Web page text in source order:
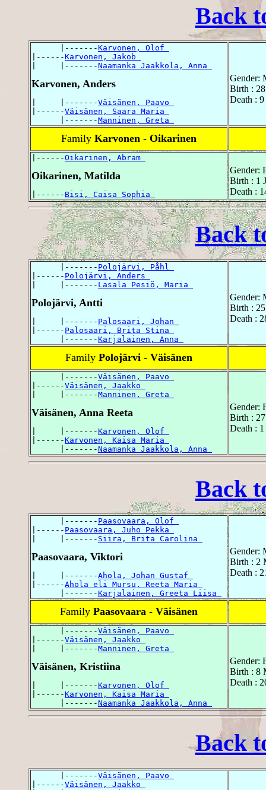
Back
      |-------
Karvonen, Olof
|------Karvonen, Jakob
|     |-------Naamanka Jaakkola, Anna
Karvonen, Anders
|     |-------Väisänen, Paavo
|------Väisänen, Saara Maria
      |-------
Manninen, Greta
Gender:
Birth :
Death :
Family Karvonen - Oikarinen
|------Oikarinen, Abram
Oikarinen, Matilda
|------ Bisi, Caisa Sophia
Gender:
Birth : 1
Death :
Back
      |-------
Polojärvi, Påhl
|------ Polojärvi, Anders
|     |------- Lasala Pesiö, Maria
Polojärvi, Antti
|     |------- Palosaari, Johan
|------ Palosaari, Brita Stina
      |-------
Karjalainen, Anna
Gender:
Birth :
Death :
Family Polojärvi - Väisänen
      |-------
Väisänen, Paavo
|------Väisänen, Jaakko
|     |-------Manninen, Greta
Väisänen, Anna Reeta
|     |-------Karvonen, Olof
|------Karvonen, Kaisa Maria
      |-------
Naamanka Jaakkola, Anna
Gender:
Birth :
Death :
Back
      |-------
Paasovaara, Olof
|------ Paasovaara, Juho Pekka
|     |------- Siira, Brita Carolina
Paasovaara, Viktori
|     |-------Ahola, Johan Gustaf
|------Ahola eli Mursu, Reeta Maria
      |-------
Karjalainen, Greeta Liisa
Gender:
Birth : 2
Death :
Family Paasovaara - Väisänen
      |-------
Väisänen, Paavo
|------Väisänen, Jaakko
|     |-------Manninen, Greta
Väisänen, Kristiina
|     |-------Karvonen, Olof
|------Karvonen, Kaisa Maria
      |-------
Naamanka Jaakkola, Anna
Gender:
Birth : 8
Death :
Back
      |-------
Väisänen, Paavo
|------Väisänen, Jaakko